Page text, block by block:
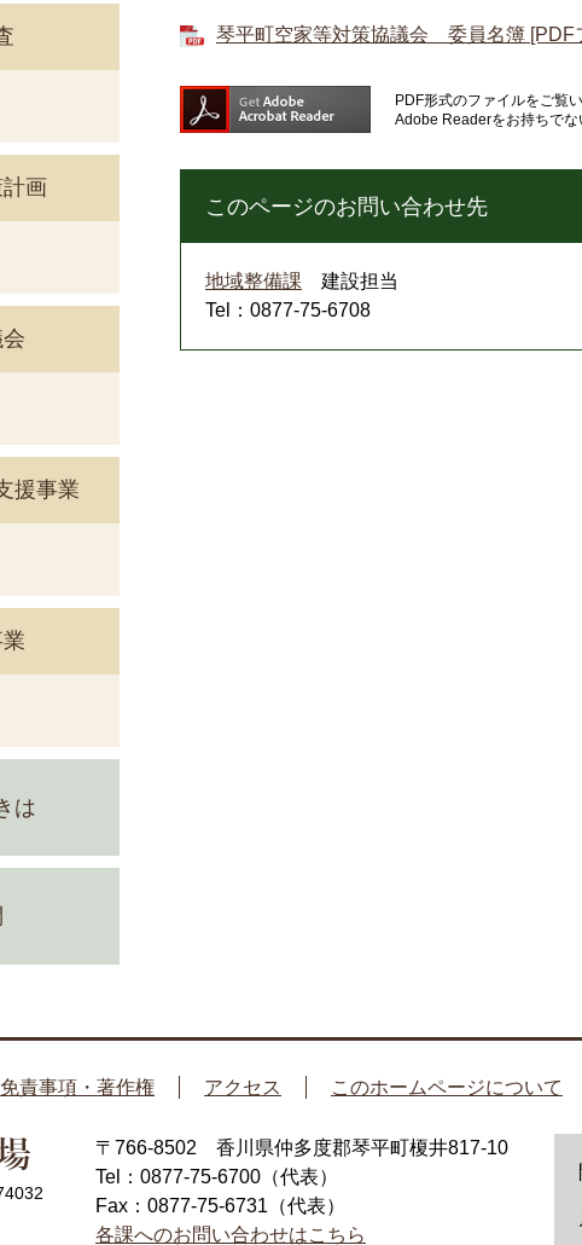
琴平町空家等対策協議会 委員名簿 [PDF
PDF形式のファイルをご覧
Adobe Readerをお持ちでな
このページのお問い合わせ先
地域整備課
建設担当
Tel：0877-75-6708
画
援事業
は
免責事項・著作権 アクセス このホームページについて
〒766-8502 香川県仲多度郡琴平町榎井817-10
Tel：0877-75-6700（代表）
Fax：0877-75-6731（代表）
各課へのお問い合わせはこちら